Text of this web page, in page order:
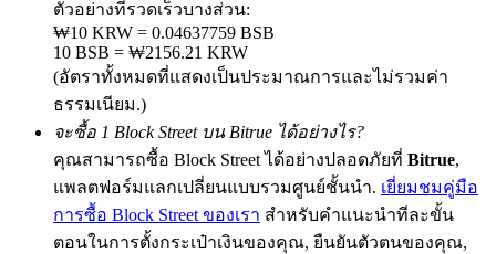
Exclusive for BitMart Users
Register & Trade to Win 500,000 USDT
Precious Metals Trading Carnival
ตัวอย่างที่รวดเร็วบางส่วน:
₩10 KRW = 0.04637759 BSB
10 BSB = ₩2156.21 KRW
(อัตราทั้งหมดที่แสดงเป็นประมาณการและไม่รวมค่า
ธรรมเนียม.)
จะซื้อ 1 Block Street บน Bitrue ได้อย่างไร?
คุณสามารถซื้อ Block Street ได้อย่างปลอดภัยที่ Bitrue,
แพลตฟอร์มแลกเปลี่ยนแบบรวมศูนย์ชั้นนำ. เยี่ยมชมคู่มือ
การซื้อ Block Street ของเรา สำหรับคำแนะนำทีละขั้น
ตอนในการตั้งกระเป๋าเงินของคุณ, ยืนยันตัวตนของคุณ,